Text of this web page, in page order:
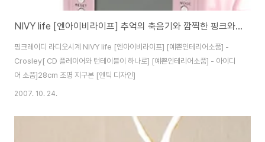
NIVY life [엔아이비라이프] 추억의 축음기와 깜찍한 핑크와의 만남
핑크레이디 라디오시계 NIVY life [엔아이비라이프] [예쁜인테리어소품] -
Crosley[ CD 플레이어와 턴테이블이 하나로] [예쁜인테리어소품] - 아이디
어 소품]28cm 조명 지구본 [엔틱 디자인]
2007. 10. 24.